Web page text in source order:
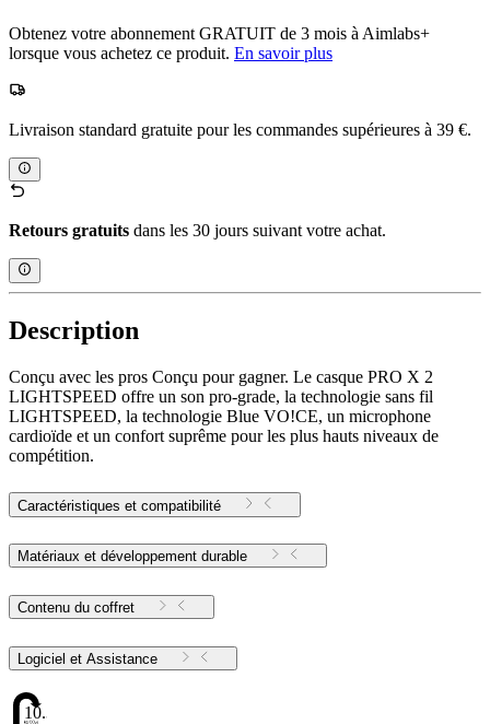
Obtenez votre abonnement GRATUIT de 3 mois à Aimlabs+
lorsque vous achetez ce produit. En savoir plus
Livraison standard gratuite pour les commandes supérieures à 39 €.
Retours gratuits dans les 30 jours suivant votre achat.
Description
Conçu avec les pros Conçu pour gagner. Le casque PRO X 2
LIGHTSPEED offre un son pro-grade, la technologie sans fil
LIGHTSPEED, la technologie Blue VO!CE, un microphone
cardioïde et un confort suprême pour les plus hauts niveaux de
compétition.
Caractéristiques et compatibilité
Matériaux et développement durable
Contenu du coffret
Logiciel et Assistance
10.34